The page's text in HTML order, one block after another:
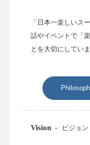
「日本一楽しいス
話やイベントで「
とを大切にしていま
Vision － ビジョン